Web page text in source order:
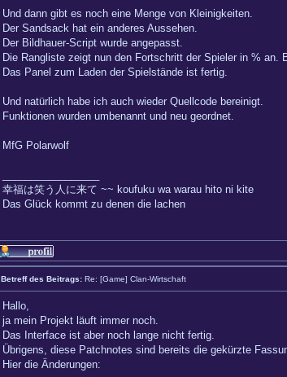
Und dann gibt es noch eine Menge von Kleinigkeiten.
Der Sandsack hat ein anderes Aussehen.
Der Bildhauer-Script wurde angepasst.
Die Rangliste zeigt nun den Fortschritt der Spieler in % an.
Das Panel zum Laden der Spielstände ist fertig.
Und natürlich habe ich auch wieder Quellcode bereinigt.
Funktionen wurden umbenannt und neu geordnet.
MfG Polarwolf
幸福は笑う人に来て ~~ koufuku wa warau hito ni kite
Das Glück kommt zu denen die lachen
Betreff des Beitrags: Re: [Game] Clan-Wirtschaft
Hallo,
ja mein Projekt läuft immer noch.
Das Interface ist aber noch lange nicht fertig.
Übrigens, diese Patchnotes sind bereits die gekürzte
Hier die Änderungen: